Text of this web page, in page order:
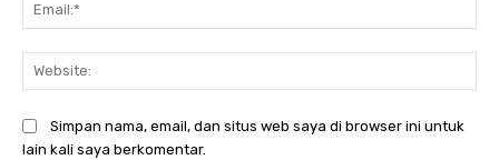
Simpan nama, email, dan situs web saya di browser ini untuk
lain kali saya berkomentar.